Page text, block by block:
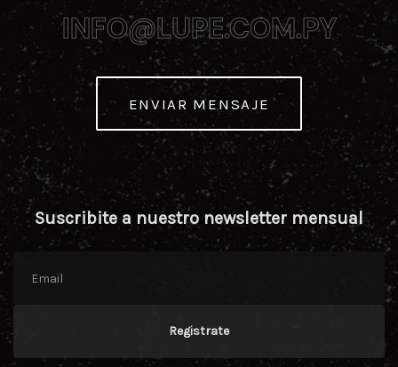
INFO@LUPE.COM.PY
INFO@LUPE.COM.PY
ENVIAR MENSAJE
Suscribite a nuestro newsletter mensual
Registrate